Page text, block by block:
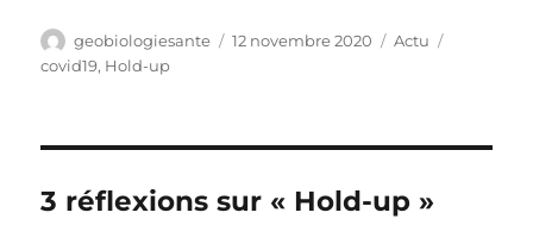
Auteur
geobiologiesante
Publié
12 novembre 2020 Catégories
Actu
covid19, Hold-up
3 réflexions sur « Hold-up »